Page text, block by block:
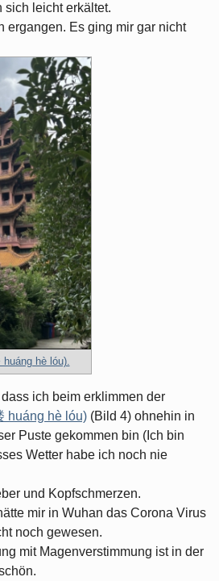
sich leicht erkältet.
ergangen. Es ging mir gar nicht
hè lóu).
ich beim erklimmen der
huáng hè lóu) (Bild 4) ohnehin in
Puste gekommen bin (Ich bin
Wetter habe ich noch nie
und Kopfschmerzen.
mir in Wuhan das Corona Virus
noch gewesen.
mit Magenverstimmung ist in der